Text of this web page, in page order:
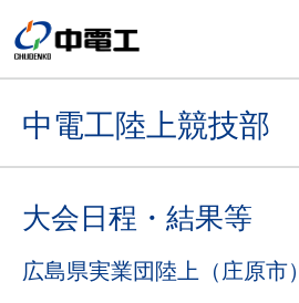
中電工陸上競技部
大会日程・結果等
広島県実業団陸上（庄原市）